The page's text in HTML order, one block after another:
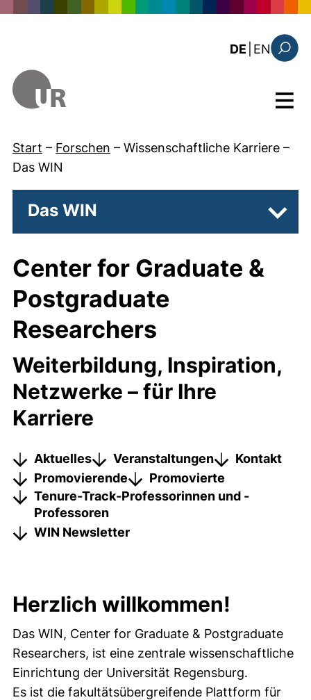
DE EN: this
Menü
Start – Forschen – Wissenschaftliche Karriere –
Das WIN
Das WIN
Center for Graduate &
Postgraduate
Researchers
Weiterbildung, Inspiration,
Netzwerke – für Ihre
Karriere
Aktuelles Veranstaltungen
Kontakt
Promovierende
Promovierte
Tenure-Track-Professorinnen und -
Professoren
WIN Newsletter
Herzlich willkommen!
Das WIN, Center for Graduate & Postgraduate
Researchers, ist eine zentrale wissenschaftliche
Einrichtung der Universität Regensburg.
Es ist die fakultätsübergreifende Plattform für